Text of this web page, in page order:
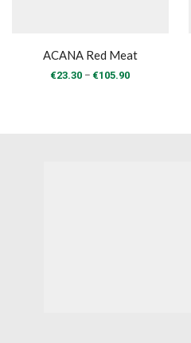
ACANA Red Meat
€23.30 – €105.90Price